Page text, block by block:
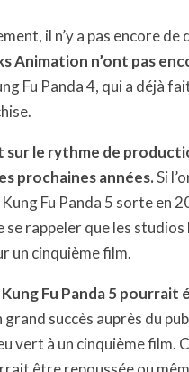
il n’y a pas encore
Animation n’ont pas
Fu Panda 4, qui a déjà
sur le rythme de
prochaines années.Si
Fu Panda 5 sorte en
rappeler que les
un cinquième film.
Fu Panda 5 pourrait
grand succès auprès du
vert à un cinquième film.